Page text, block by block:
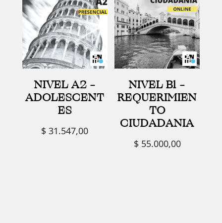
NIVEL A2 –
ADOLESCENT
ES
$ 31.547,00
NIVEL B1 –
REQUERIMIEN
TO
CIUDADANIA
$55.000,00